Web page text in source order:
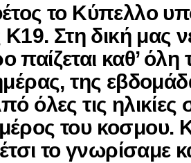
το Κύπελλο
Κ19. Στη δική μας
παίζεται καθ’ όλη
της
όλες τις ηλικίες
του κοσμου.
έτσι το γνωρίσαμε